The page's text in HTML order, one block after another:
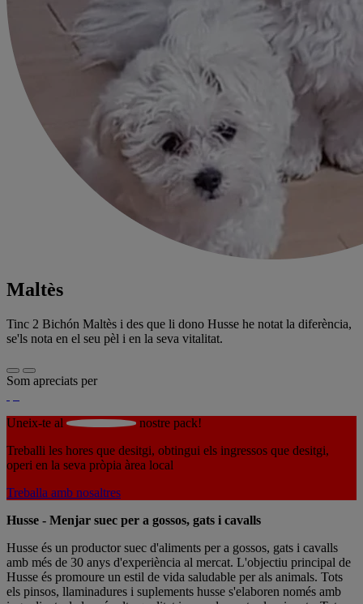
Maltès
Tinc 2 Bichón Maltès i des que li dono Husse he notat la diferència,
se'ls nota en el seu pèl i en la seva vitalitat.
Som apreciats per
Uneix-te al
nostre pack!
Treballi les hores que desitgi, obtingui els ingressos que desitgi,
operi en la seva pròpia àrea local
Treballa amb nosaltres
Husse - Menjar suec per a gossos, gats i cavalls
Husse és un productor suec d'aliments per a gossos, gats i cavalls
amb més de 30 anys d'experiència al mercat. L'objectiu principal de
Husse és promoure un estil de vida saludable per als animals. Tots
els pinsos, llaminadures i suplements husse s'elaboren només amb